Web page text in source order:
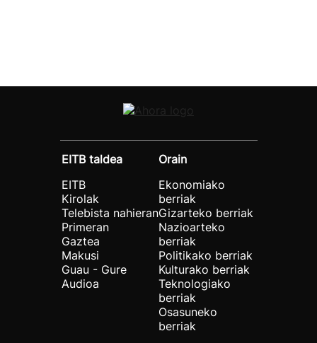
EITB taldea
EITB
Kirolak
Telebista nahieran
Primeran
Gaztea
Makusi
Guau - Gure
Audioa
Orain
Ekonomiako
berriak
Gizarteko berriak
Nazioarteko
berriak
Politikako berriak
Kulturako berriak
Teknologiako
berriak
Osasuneko
berriak